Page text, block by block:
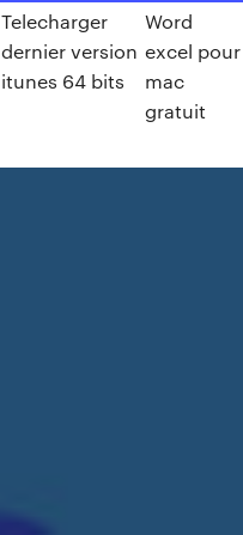
Telecharger
dernier version
itunes 64 bits
Word
excel pour
mac
gratuit